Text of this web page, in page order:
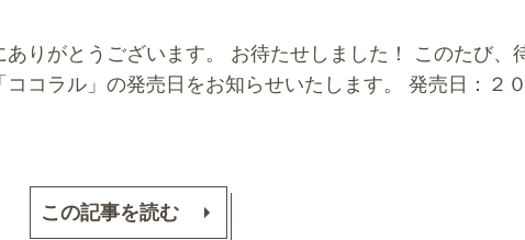
りがとうございます。 お待たせしました！ このたび、
コラル」の発売日をお知らせいたします。 発売日：２
この記事を読む